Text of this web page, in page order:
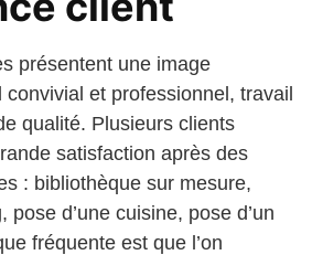
présentent une image
et professionnel, travail
qualité. Plusieurs clients
satisfaction après des
: bibliothèque sur mesure,
pose d’une cuisine, pose d’un
fréquente est que l’on